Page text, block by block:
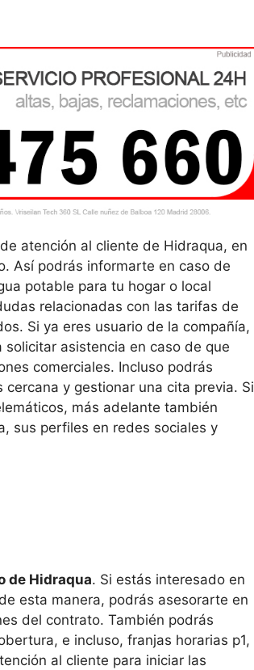
atención al cliente de Hidraqua, en
Así podrás informarte en caso de
potable para tu hogar o local
relacionadas con las tarifas de
Si ya eres usuario de la compañía,
solicitar asistencia en caso de que
comerciales. Incluso podrás
y gestionar una cita previa. Si
más adelante también
sus perfiles en redes sociales y
de Hidraqua. Si estás interesado en
esta manera, podrás asesorarte en
del contrato. También podrás
e incluso, franjas horarias p1,
al cliente para iniciar las